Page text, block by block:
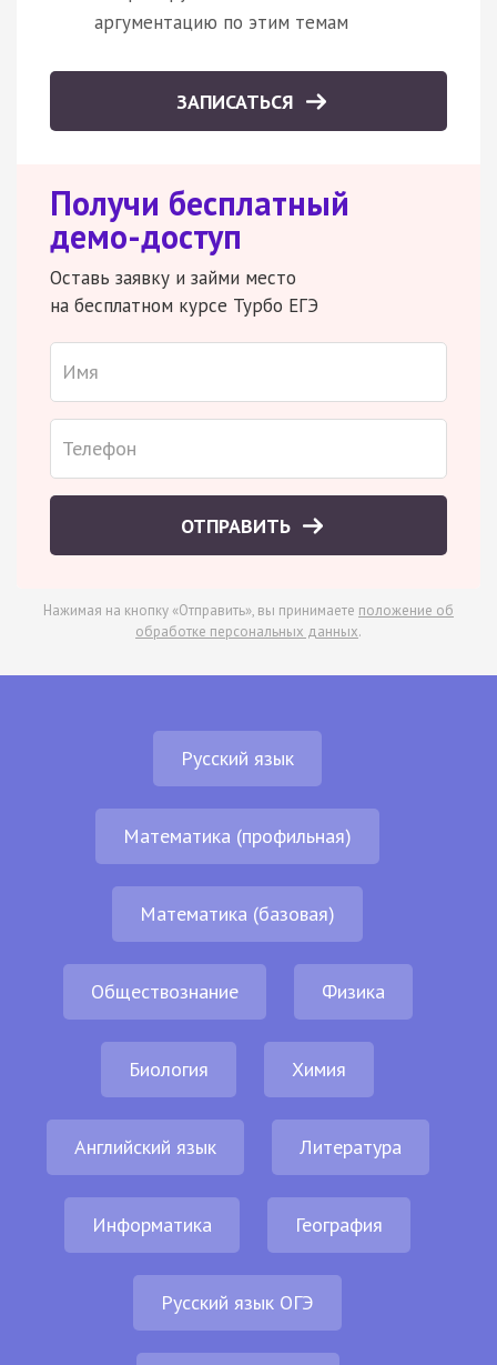
аргументацию по этим темам
ЗАПИСАТЬСЯ
Получи бесплатный
демо-доступ
Оставь заявку и займи место
на бесплатном курсе Турбо ЕГЭ
ОТПРАВИТЬ
Нажимая на кнопку «Отправить», вы принимаете положение об
обработке персональных данных.
Русский язык
Математика (профильная)
Математика (базовая)
Обществознание Физика
Биология Химия
Английский язык Литература
Информатика География
Русский язык ОГЭ